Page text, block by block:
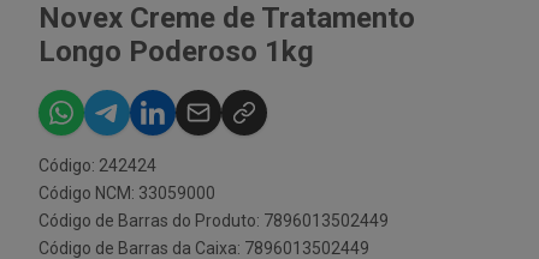
Novex Creme de Tratamento
Longo Poderoso 1kg
Código: 242424
Código NCM: 33059000
Código de Barras do Produto: 7896013502449
Código de Barras da Caixa: 7896013502449